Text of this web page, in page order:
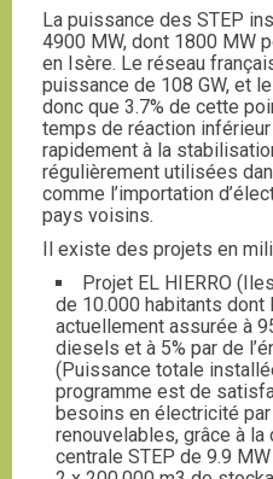
La puissance des STEP
4900 MW, dont 1800 MW
en Isère. Le réseau
puissance de 108 GW, et
donc que 3.7% de cette
temps de réaction
rapidement à la
régulièrement utilisées
comme l’importation
pays voisins.
Il existe des projets en
Projet EL HIERRO
de 10.000 habitants dont
actuellement assurée à
diesels et à 5% par de
(Puissance totale
programme est de
besoins en électricité
renouvelables, grâce à la
centrale STEP de 9.9